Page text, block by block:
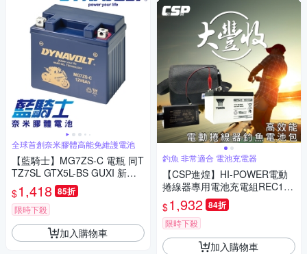
全球首創奈米膠體高能免維護電池
【藍騎士】MG7ZS-C 電瓶 同T
TZ7SL GTX5L-BS GUXI 新金
旺100EFi 重機車款 奈米膠體電
池 電瓶 機車電瓶
$1,418 85折
限時下殺
加入購物車
釣魚 非常適合 電池充電器
【CSP進煌】HI-POWER電動
捲線器專用電池充電組REC15-
12 (12V15AH)
$1,932 84折
限時下殺
加入購物車